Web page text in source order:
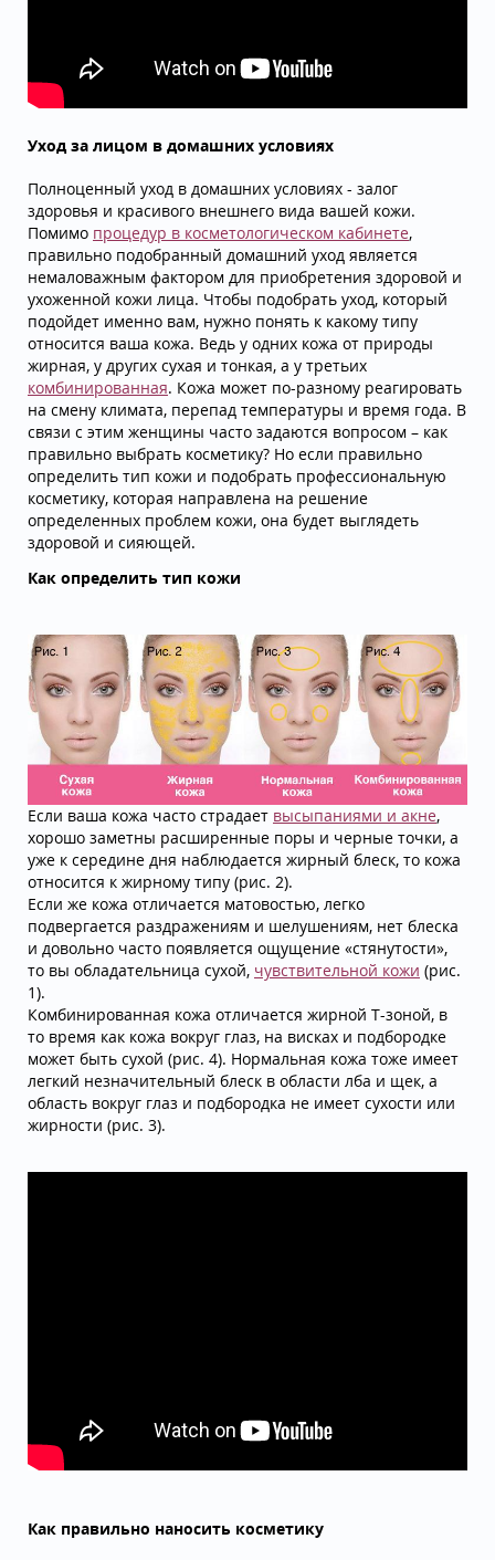
Уход за лицом в домашних условиях
Полноценный уход в домашних условиях - залог
здоровья и красивого внешнего вида вашей кожи.
Помимо процедур в косметологическом кабинете,
правильно подобранный домашний уход является
немаловажным фактором для приобретения здоровой и
ухоженной кожи лица. Чтобы подобрать уход, который
подойдет именно вам, нужно понять к какому типу
относится ваша кожа. Ведь у одних кожа от природы
жирная, у других сухая и тонкая, а у третьих
комбинированная. Кожа может по-разному реагировать
на смену климата, перепад температуры и время года. В
связи с этим женщины часто задаются вопросом – как
правильно выбрать косметику? Но если правильно
определить тип кожи и подобрать профессиональную
косметику, которая направлена на решение
определенных проблем кожи, она будет выглядеть
здоровой и сияющей.
Как определить тип кожи
Если ваша кожа часто страдает высыпаниями и акне,
хорошо заметны расширенные поры и черные точки, а
уже к середине дня наблюдается жирный блеск, то кожа
относится к жирному типу (рис. 2).
Если же кожа отличается матовостью, легко
подвергается раздражениям и шелушениям, нет блеска
и довольно часто появляется ощущение «стянутости»,
то вы обладательница сухой, чувствительной кожи (рис.
1).
Комбинированная кожа отличается жирной Т-зоной, в
то время как кожа вокруг глаз, на висках и подбородке
может быть сухой (рис. 4). Нормальная кожа тоже имеет
легкий незначительный блеск в области лба и щек, а
область вокруг глаз и подбородка не имеет сухости или
жирности (рис. 3).
Как правильно наносить косметику